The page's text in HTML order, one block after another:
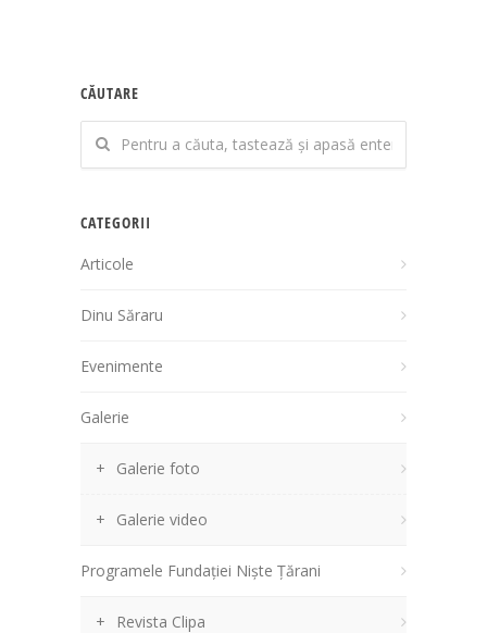
CĂUTARE
CATEGORII
Articole
Dinu Săraru
Evenimente
Galerie
Galerie foto
Galerie video
Programele Fundației Niște Țărani
Revista Clipa